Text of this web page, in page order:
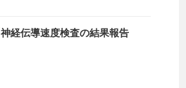
神経伝導速度検査の結果報告